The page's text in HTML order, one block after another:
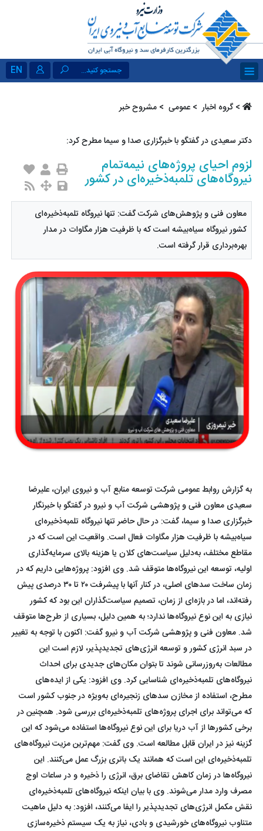
EN جستجو کنید...
>گروه اخبار ‏ >عمومی ‏ > مشروح خبر
دکتر سعیدی در گفتگو با خبرگزاری صدا و سیما مطرح کرد:
لزوم احیای پروژه‌های نیمه‌تمام
نیروگاه‌های تلمبه‌ذخیره‌ای در کشور
معاون فنی و پژوهش‌های شرکت گفت: تنها نیروگاه تلمبه‌ذخیره‌ای
کشور نیروگاه سیاه‌بیشه است که با ظرفیت هزار مگاوات در مدار
بهره‌برداری قرار گرفته است.
به گزارش روابط عمومی شرکت توسعه منابع آب و نیروی ایران، علیرضا
سعیدی معاون فنی و پژوهشی شرکت آب و نیرو در گفتگو با خبرنگار
خبرگزاری صدا و سیما، گفت: در حال حاضر تنها نیروگاه تلمبه‌ذخیره‌ای
سیاه‌بیشه با ظرفیت هزار مگاوات فعال است. واقعیت این است که در
مقاطع مختلف، به‌دلیل سیاست‌های کلان یا هزینه بالای سرمایه‌گذاری
اولیه، توسعه این نیروگاه‌ها متوقف شد. وی افزود: پروژه‌هایی داریم که در
زمان ساخت سد‌های اصلی، در کنار آنها با پیشرفت ۲۰ تا ۳۰ درصدی پیش
رفته‌اند، اما در بازه‌ای از زمان، تصمیم سیاست‌گذاران این بود که کشور
نیازی به این نوع نیروگاه‌ها ندارد؛ به همین دلیل، بسیاری از طرح‌ها متوقف
شد. معاون فنی و پژوهشی شرکت آب و نیرو گفت: اکنون با توجه به تغییر
در سبد انرژی کشور و توسعه انرژی‌های تجدیدپذیر، لازم است این
مطالعات به‌روزرسانی شوند تا بتوان مکان‌های جدیدی برای احداث
نیروگاه‌های تلمبه‌ذخیره‌ای شناسایی کرد. وی افزود: یکی از ایده‌های
مطرح، استفاده از مخازن سد‌های زنجیره‌ای به‌ویژه در جنوب کشور است
که می‌تواند برای اجرای پروژه‌های تلمبه‌ذخیره‌ای بررسی شود. همچنین در
برخی کشور‌ها از آب دریا برای این نوع نیروگاه‌ها استفاده می‌شود که این
گزینه نیز در ایران قابل مطالعه است. وی گفت: مهم‌ترین مزیت نیروگاه‌های
تلمبه‌ذخیره‌ای این است که همانند یک باتری بزرگ عمل می‌کنند. این
نیروگاه‌ها در زمان کاهش تقاضای برق، انرژی را ذخیره و در ساعات اوج
مصرف وارد مدار می‌شوند. وی با بیان اینکه نیروگاه‌های تلمبه‌ذخیره‌ای
نقش مکمل انرژی‌های تجدیدپذیر را ایفا می‌کنند، افزود: به دلیل ماهیت
متناوب نیروگاه‌های خورشیدی و بادی، نیاز به یک سیستم ذخیره‌سازی